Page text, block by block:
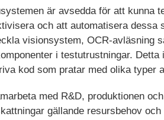
är avsedda för att kunna
och att automatisera
visionsystem, OCR-avläsning
i testutrustningar.
kod som pratar med olika typer
med R&D, produktionen
gällande resursbehov